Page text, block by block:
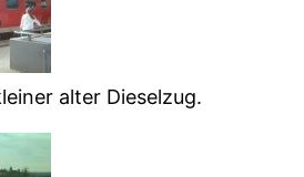
alter Dieselzug.